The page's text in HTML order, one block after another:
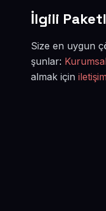
İlgili
Size en uygun
şunlar:
almak için